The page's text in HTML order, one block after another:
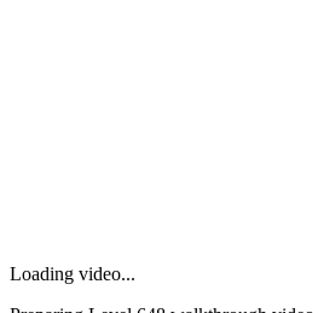
Loading video...